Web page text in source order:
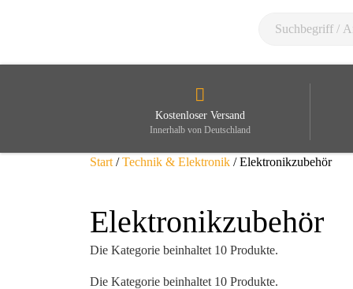
Kostenloser Versand
Innerhalb von Deutschland
Start /Technik & Elektronik / Elektronikzubehör
Elektronikzubehör
Die Kategorie beinhaltet 10 Produkte.
Die Kategorie beinhaltet 10 Produkte.